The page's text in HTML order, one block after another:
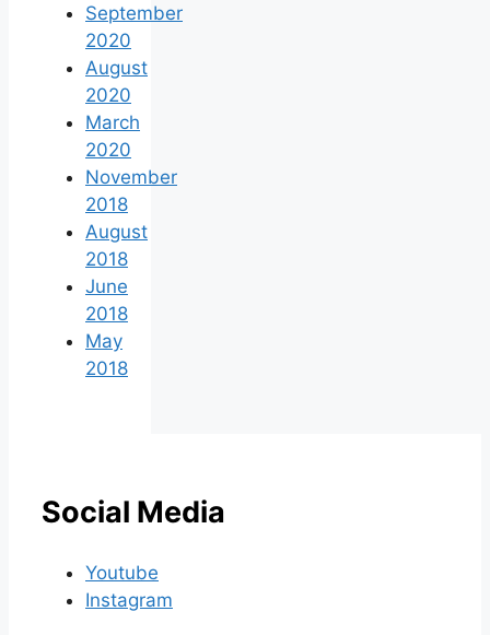
September
2020
August
2020
March
2020
November
2018
August
2018
June
2018
May
2018
Social Media
Youtube
Instagram